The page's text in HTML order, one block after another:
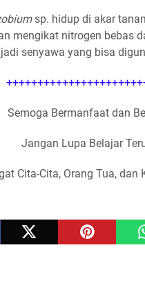
sp. hidup di akar
mengikat nitrogen bebas
senyawa yang bisa
Semoga Bermanfaat dan
Jangan Lupa Belajar
Cita-Cita, Orang Tua, dan